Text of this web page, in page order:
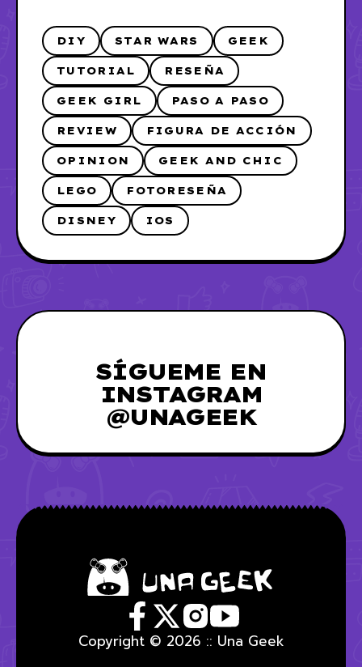
DIY STAR WARS GEEK
TUTORIAL RESEÑA
GEEK GIRL PASO A PASO
REVIEW FIGURA DE ACCIÓN
OPINION GEEK AND CHIC
LEGO FOTORESEÑA
DISNEY IOS
SÍGUEME EN
INSTAGRAM
@UNAGEEK
Copyright © 2026 :: Una Geek